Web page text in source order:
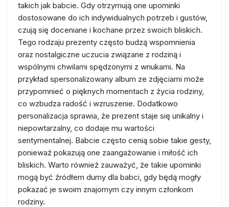
takich jak babcie. Gdy otrzymują one upominki
dostosowane do ich indywidualnych potrzeb i gustów,
czują się doceniane i kochane przez swoich bliskich.
Tego rodzaju prezenty często budzą wspomnienia
oraz nostalgiczne uczucia związane z rodziną i
wspólnymi chwilami spędzonymi z wnukami. Na
przykład spersonalizowany album ze zdjęciami może
przypomnieć o pięknych momentach z życia rodziny,
co wzbudza radość i wzruszenie. Dodatkowo
personalizacja sprawia, że prezent staje się unikalny i
niepowtarzalny, co dodaje mu wartości
sentymentalnej. Babcie często cenią sobie takie gesty,
ponieważ pokazują one zaangażowanie i miłość ich
bliskich. Warto również zauważyć, że takie upominki
mogą być źródłem dumy dla babci, gdy będą mogły
pokazać je swoim znajomym czy innym członkom
rodziny.